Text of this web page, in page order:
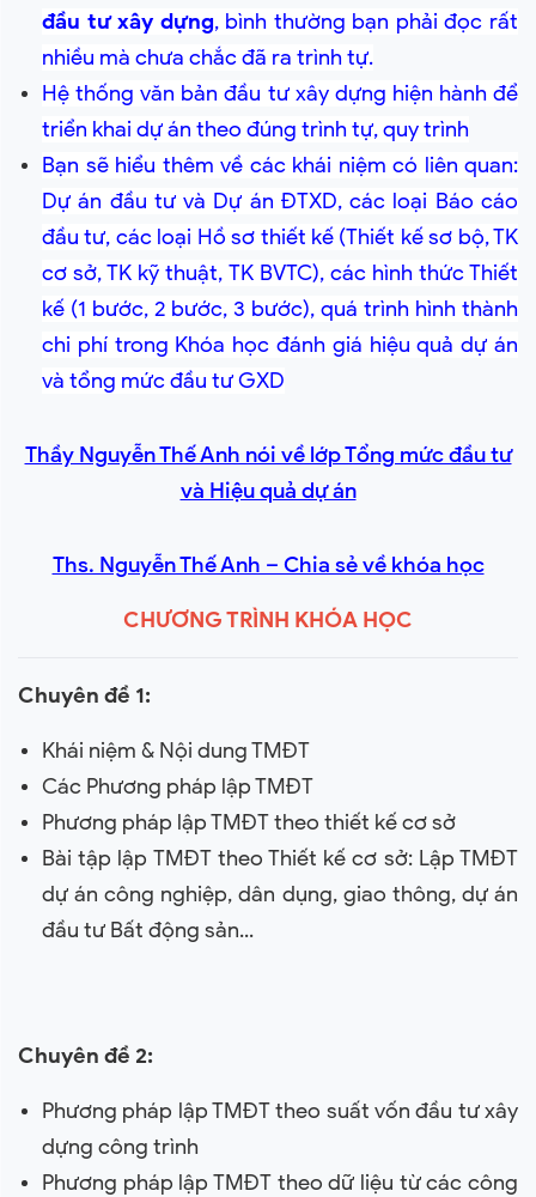
đầu tư xây dựng, bình thường bạn phải đọc rất
nhiều mà chưa chắc đã ra trình tự.
Hệ thống văn bản đầu tư xây dựng hiện hành để
triển khai dự án theo đúng trình tự, quy trình
Bạn sẽ hiểu thêm về các khái niệm có liên quan:
Dự án đầu tư và Dự án ĐTXD, các loại Báo cáo
đầu tư, các loại Hồ sơ thiết kế (Thiết kế sơ bộ, TK
cơ sở, TK kỹ thuật, TK BVTC), các hình thức Thiết
kế (1 bước, 2 bước, 3 bước), quá trình hình thành
chi phí trong Khóa học đánh giá hiệu quả dự án
và tổng mức đầu tư GXD
Thầy Nguyễn Thế Anh nói về lớp Tổng mức đầu tư
và Hiệu quả dự án
Ths. Nguyễn Thế Anh – Chia sẻ về khóa học
CHƯƠNG TRÌNH KHÓA HỌC
Chuyên đề 1:
Khái niệm & Nội dung TMĐT
Các Phương pháp lập TMĐT
Phương pháp lập TMĐT theo thiết kế cơ sở
Bài tập lập TMĐT theo Thiết kế cơ sở: Lập TMĐT
dự án công nghiệp, dân dụng, giao thông, dự án
đầu tư Bất động sản...
Chuyên đề 2:
Phương pháp lập TMĐT theo suất vốn đầu tư xây
dựng công trình
Phương pháp lập TMĐT theo dữ liệu từ các công